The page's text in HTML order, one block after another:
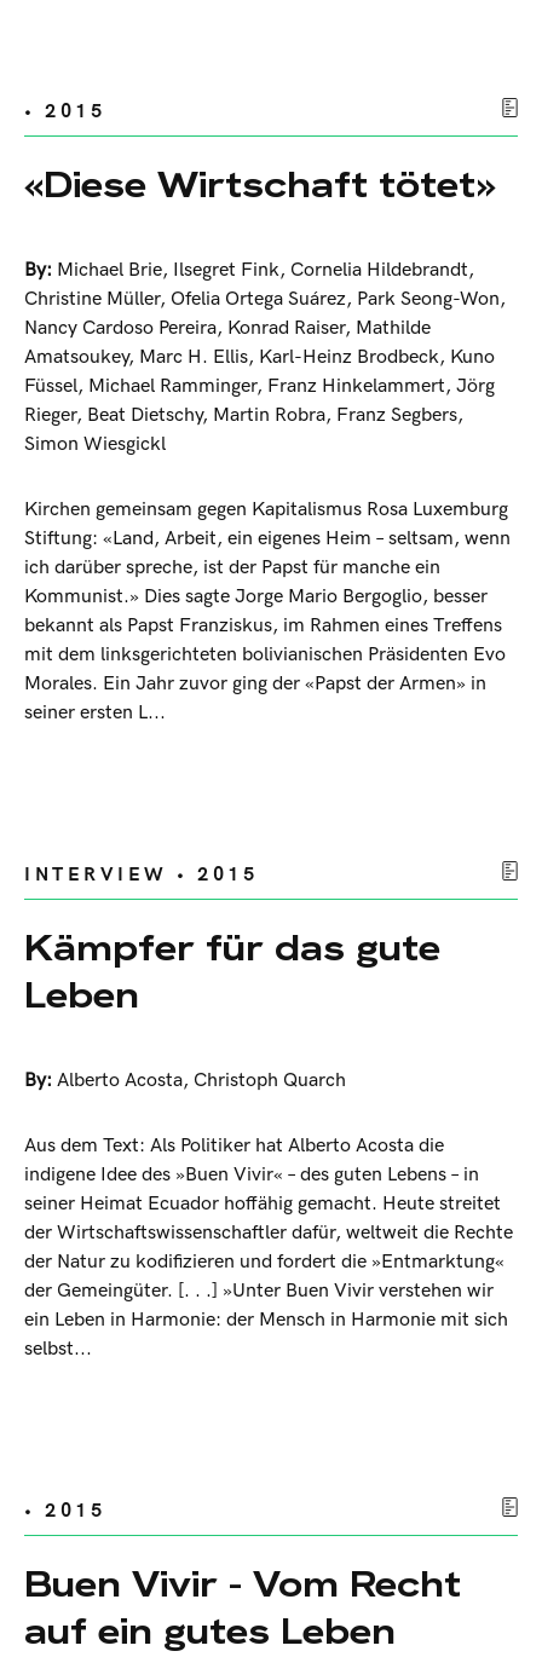
• 2015
«Diese Wirtschaft tötet»
By: Michael Brie, Ilsegret Fink, Cornelia Hildebrandt,
Christine Müller, Ofelia Ortega Suárez, Park Seong-Won,
Nancy Cardoso Pereira, Konrad Raiser, Mathilde
Amatsoukey, Marc H. Ellis, Karl-Heinz Brodbeck, Kuno
Füssel, Michael Ramminger, Franz Hinkelammert, Jörg
Rieger, Beat Dietschy, Martin Robra, Franz Segbers,
Simon Wiesgickl
Kirchen gemeinsam gegen Kapitalismus Rosa Luxemburg
Stiftung: «Land, Arbeit, ein eigenes Heim – seltsam, wenn
ich darüber spreche, ist der Papst für manche ein
Kommunist.» Dies sagte Jorge Mario Bergoglio, besser
bekannt als Papst Franziskus, im Rahmen eines Treffens
mit dem linksgerichteten bolivianischen Präsidenten Evo
Morales. Ein Jahr zuvor ging der «Papst der Armen» in
seiner ersten L...
INTERVIEW • 2015
Kämpfer für das gute
Leben
By: Alberto Acosta, Christoph Quarch
Aus dem Text: Als Politiker hat Alberto Acosta die
indigene Idee des »Buen Vivir« – des gu­ten Lebens – in
seiner Heimat Ecuador hoffähig gemacht. Heute streitet
der Wirtschaftswissenschaftler dafür, weltweit die Rechte
der Natur zu ko­difizieren und fordert die »Entmark­tung«
der Gemeingüter. [. . .] »Unter Buen Vivir verstehen wir
ein Leben in Harmonie: der Mensch in Harmonie mit sich
selbst...
• 2015
Buen Vivir - Vom Recht
auf ein gutes Leben